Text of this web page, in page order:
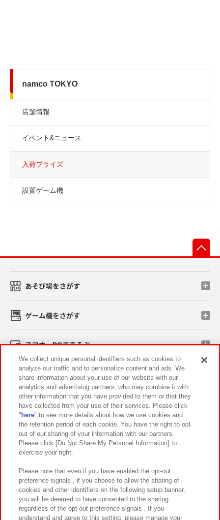
namco TOKYO
店舗情報
イベント&ニュース
入荷プライズ
設置ゲーム機
あそび場をさがす
ゲーム機をさがす
スマホ・PCであそぶ
イベント・キャンペーン
関連会社 サステナビリティ サイトポリシー
プライバシーポリシー ウェブアクセシビリティ方針と検証結果
お取引先さまとともに
カスタマーハラスメント対応方針 よくあるご質問・お問い合わせ
We collect unique personal identifiers such as cookies to
analyze our traffic and to personalize content and ads. We
share information about your use of our website with our
analytics and advertising partners, who may combine it with
other information that you have provided to them or that they
have collected from your use of their services. Please click
" here" to see more details about how we use cookies and
the retention period of each cookie. You have the right to opt
out of our sharing of your information with our partners.
Please click [Do Not Share My Personal Information] to
exercise your right.
Please note that even if you have enabled the opt-out
preference signals , if you choose to allow the sharing of
cookies and other identifiers on the following setup banner,
you will be deemed to have consented to the sharing
regardless of the opt-out preference signals . If you
understand and agree to this setting, please manage your